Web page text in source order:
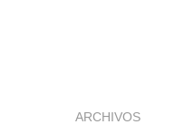
ARCHIVOS